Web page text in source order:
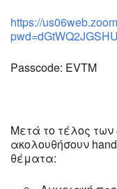
https://
Passcode: EVTM
Μετά το τέλος
ακολουθήσουν
θέματα: